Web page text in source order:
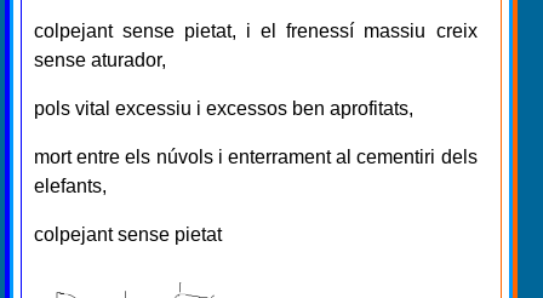
colpejant sense pietat, i el frenessí massiu creix
sense aturador,
pols vital excessiu i excessos ben aprofitats,
mort entre els núvols i enterrament al cementiri dels
elefants,
colpejant sense pietat